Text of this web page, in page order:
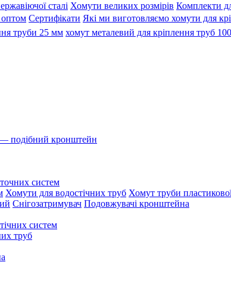
сталі Хомути великих розмірів Комплекти
Сертифікати Які ми виготовляємо хомути для
труби 25 мм хомут металевий для кріплення труб 100
подібний кронштейн
систем
Хомути для водостічних труб Хомут труби
Снігозатримувач Подовжувачі кронштейна
систем
труб